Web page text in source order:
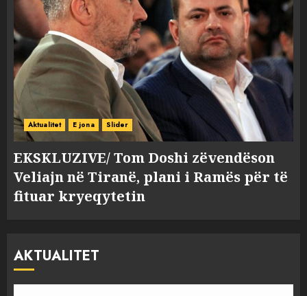
Aktualitet E jona Slider
EKSKLUZIVE/ Tom Doshi zëvendëson
Veliajn në Tiranë, plani i Ramës për të
fituar kryeqytetin
AKTUALITET